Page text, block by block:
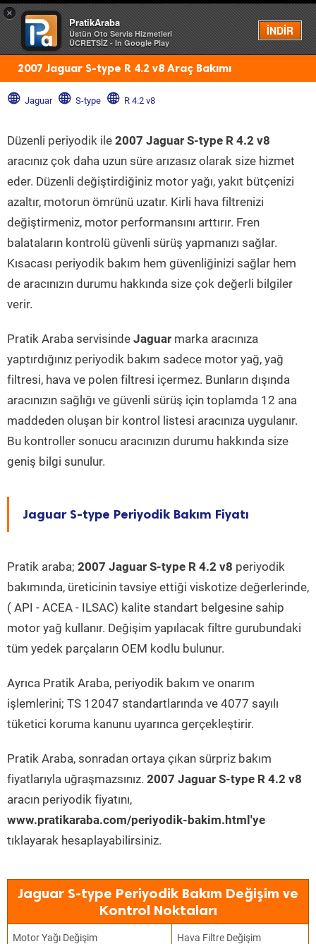
×
PratikAraba
Üstün Oto Servis Hizmetleri
ÜCRETSİZ - In Google Play
İNDİR
Menü
2007 Jaguar S-type R 4.2 v8 Araç Bakımı
Jaguar S-type R 4.2 v8
Düzenli periyodik ile 2007 Jaguar S-type R 4.2 v8
aracınız çok daha uzun süre arızasız olarak size hizmet
eder. Düzenli değiştirdiğiniz motor yağı, yakıt bütçenizi
azaltır, motorun ömrünü uzatır. Kirli hava filtrenizi
değiştirmeniz, motor performansını arttırır. Fren
balataların kontrolü güvenli sürüş yapmanızı sağlar.
Kısacası periyodik bakım hem güvenliğinizi sağlar hem
de aracınızın durumu hakkında size çok değerli bilgiler
verir.
Pratik Araba servisinde Jaguar marka aracınıza
yaptırdığınız periyodik bakım sadece motor yağ, yağ
filtresi, hava ve polen filtresi içermez. Bunların dışında
aracınızın sağlığı ve güvenli sürüş için toplamda 12 ana
maddeden oluşan bir kontrol listesi aracınıza uygulanır.
Bu kontroller sonucu aracınızın durumu hakkında size
geniş bilgi sunulur.
Jaguar S-type Periyodik Bakım Fiyatı
Pratik araba; 2007 Jaguar S-type R 4.2 v8 periyodik
bakımında, üreticinin tavsiye ettiği viskotize değerlerinde,
( API - ACEA - ILSAC) kalite standart belgesine sahip
motor yağ kullanır. Değişim yapılacak filtre gurubundaki
tüm yedek parçaların OEM kodlu bulunur.
Ayrıca Pratik Araba, periyodik bakım ve onarım
işlemlerini; TS 12047 standartlarında ve 4077 sayılı
tüketici koruma kanunu uyarınca gerçekleştirir.
Pratik Araba, sonradan ortaya çıkan sürpriz bakım
fiyatlarıyla uğraşmazsınız. 2007 Jaguar S-type R 4.2 v8
aracın periyodik fiyatını,
www.pratikaraba.com/periyodik-bakim.html'ye
tıklayarak hesaplayabilirsiniz.
Jaguar S-type Periyodik Bakım Değişim ve
Kontrol Noktaları
Motor Yağı Değişim Hava Filtre Değişim